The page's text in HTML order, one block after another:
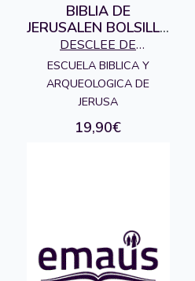
BIBLIA DE
JERUSALEN BOLSILLO
MODELO 1
5ªEDICION
DESCLEE DE
BROUWER S.A.,
EDITORIAL
ESCUELA BIBLICA Y
ARQUEOLOGICA DE
JERUSA
19,90€